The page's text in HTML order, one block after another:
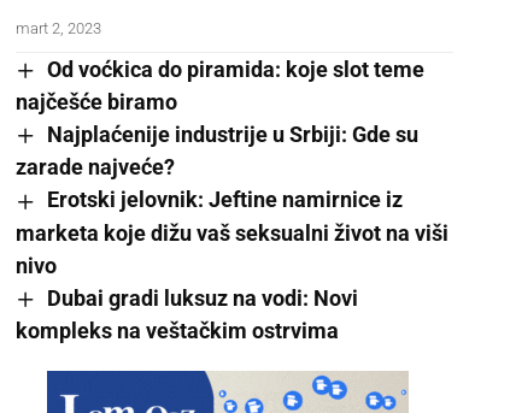
mart 2, 2023
Od voćkica do piramida: koje slot teme
najčešće biramo
Najplaćenije industrije u Srbiji: Gde su
zarade najveće?
Erotski jelovnik: Jeftine namirnice iz
marketa koje dižu vaš seksualni život na viši
nivo
Dubai gradi luksuz na vodi: Novi
kompleks na veštačkim ostrvima